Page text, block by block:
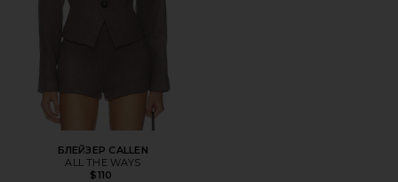
БЛЕЙЗЕР CALLEN
ALL THE WAYS
$110